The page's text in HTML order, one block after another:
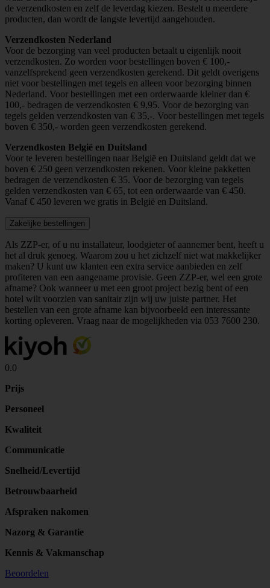
de verzendkosten en zelf de leverdag kiezen. Bestelt u meerdere
producten, dan wordt de langste levertijd aangehouden.
Verzendkosten Nederland
Voor de bezorging van veel producten betaalt u eigenlijk nooit
verzendkosten. Zo worden voor bestellingen boven € 100,-
vanzelfsprekend geen verzendkosten gerekend. Dit geldt overigens
niet voor bestellingen met tegels en alleen voor bezorging binnen
Nederland. Voor bestellingen met een orderwaarde kleiner dan €
100,- bedragen de verzendkosten € 9,95. Voor de bezorging van
tegels gelden verzendkosten van € 35,-. Voor bestellingen met tegels
boven € 350,- worden geen verzendkosten gerekend.
Verzendkosten België en Duitsland
Voor te leveren bestellingen naar België en Duitsland geldt dat we
boven € 250 geen verzendkosten rekenen. Voor kleine pakketten
bedragen de verzendkosten € 35. Voor de bezorging van tegels
gelden verzendkosten van € 65, tot een orderwaarde van € 450.
Vanaf € 450 leveren we gratis in België en Duitsland.
Zakelijke bestellingen
Als ZZP-er, of u nu installateur, loodgieter of aannemer bent, heeft u
het al druk genoeg. Waarom zou u het zichzelf niet wat makkelijker
maken? U kunt uw klanten een extra service aanbieden en zelf
profiteren van een aangename provisie. Geen ZZP-er, wel een grote
afname? Ook wanneer u met een groot project bezig bent of een
hotel wilt voorzien van sanitair zijn wij uw juiste partner. Het
bestellen van een grote afname kan bijvoorbeeld een interessante
korting opleveren. Vraag naar de mogelijkheden via 053 7600 230.
0.0
Prijs
Personeel
Kwaliteit
Communicatie
Snelheid/Levertijd
Betrouwbaarheid
Afspraken nakomen
Nazorg & Garantie
Kennis & Vakmanschap
Beoordelen